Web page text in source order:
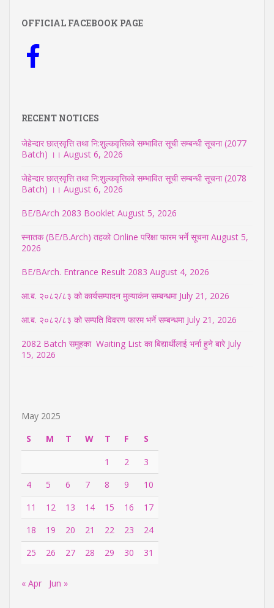
OFFICIAL FACEBOOK PAGE
RECENT NOTICES
जेहेन्दार छात्रवृत्ति तथा नि:शुल्कवृत्तिको सम्भावित सूची सम्बन्धी सूचना (2077
Batch) ।। August 6, 2026
जेहेन्दार छात्रवृत्ति तथा नि:शुल्कवृत्तिको सम्भावित सूची सम्बन्धी सूचना (2078
Batch) ।। August 6, 2026
BE/BArch 2083 Booklet August 5, 2026
स्नातक (BE/B.Arch) तहको Online परिक्षा फारम भर्ने सूचना August 5,
2026
BE/BArch. Entrance Result 2083 August 4, 2026
आ.ब. २०८२/८३ को कार्यसम्पादन मुल्याकंन सम्बन्धमा July 21, 2026
आ.ब. २०८२/८३ को सम्पति विवरण फारम भर्ने सम्बन्धमा July 21, 2026
2082 Batch समुहका Waiting List का बिद्यार्थीलाई भर्ना हुने बारे July
15, 2026
May 2025
S
M T W T F
S
1
2
3
4
5 6 7 8 9
10
11
12 13 14 15 16
17
18
19 20 21 22 23
24
25
26 27 28 29 30 31
« Apr Jun »